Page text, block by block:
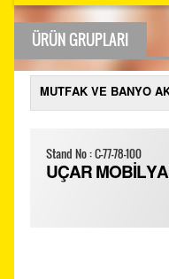
ÜRÜN GRUPLARI
Stand No : C-77-78-100
UÇAR MOBİLYA